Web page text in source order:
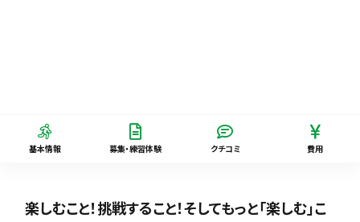
基本情報 募集・練習体験 クチコミ 費用
楽しむこと！挑戦すること！そしてもっと「楽しむ」こ